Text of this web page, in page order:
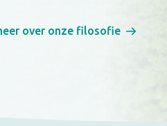
over onze filosofie